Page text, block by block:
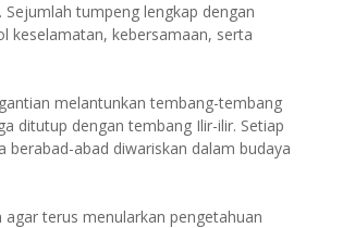
tumpeng lengkap dengan
keselamatan, kebersamaan, serta
melantunkan tembang-tembang
ditutup dengan tembang Ilir-ilir. Setiap
abad diwariskan dalam budaya
terus menularkan pengetahuan